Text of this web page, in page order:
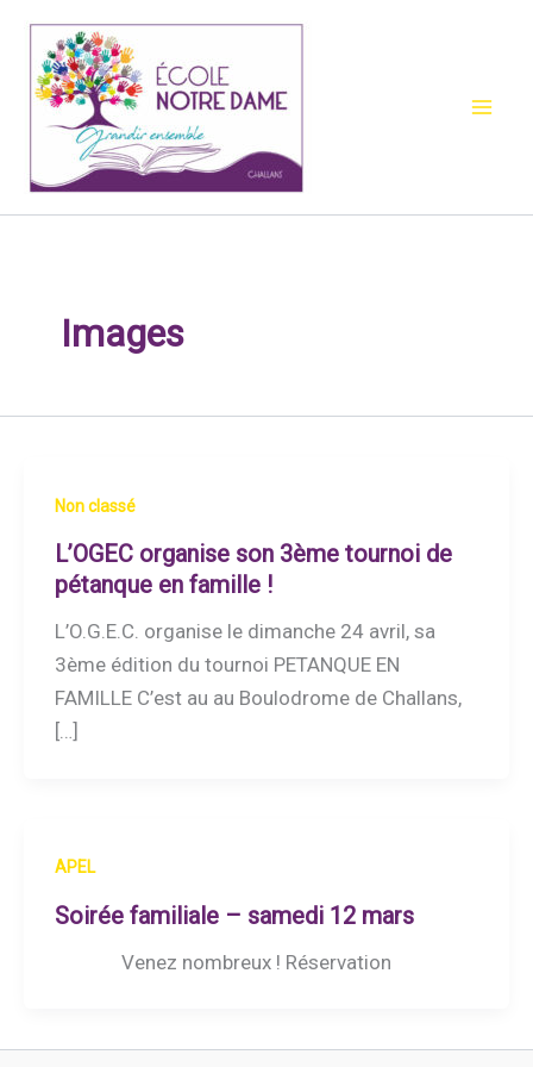
contenu
Images
Non classé
L’OGEC organise son 3ème tournoi de
pétanque en famille !
L’O.G.E.C. organise le dimanche 24 avril, sa
3ème édition du tournoi PETANQUE EN
FAMILLE C’est au au Boulodrome de Challans,
[…]
APEL
Soirée familiale – samedi 12 mars
Venez nombreux ! Réservation